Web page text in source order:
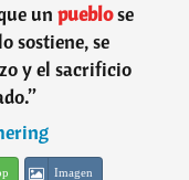
un pueblose
sostiene, se
y el sacrificio
”
Imagen